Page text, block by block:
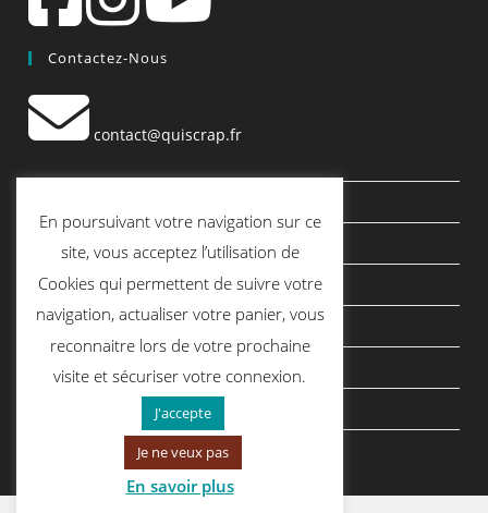
Contactez-Nous
contact@quiscrap.fr
Le Blog
Conditions générales de vente
Mentions légales
Politique de confidentialité
politique de cookies
En poursuivant votre navigation sur ce
site, vous acceptez l’utilisation de
Cookies qui permettent de suivre votre
navigation, actualiser votre panier, vous
reconnaitre lors de votre prochaine
visite et sécuriser votre connexion.
J'accepte
Je ne veux pas
En savoir plus